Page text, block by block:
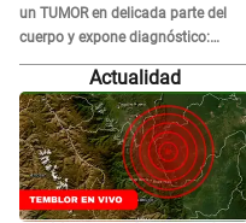
un TUMOR en delicada parte del
cuerpo y expone diagnóstico:
"Dolores muy fuertes..."
Actualidad